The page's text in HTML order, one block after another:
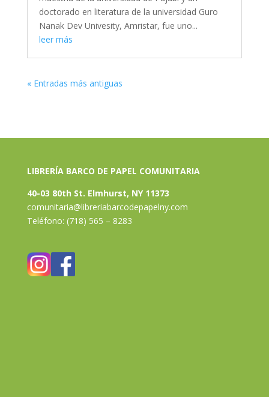
doctorado en literatura de la universidad Guro
Nanak Dev Univesity, Amristar, fue uno...
leer más
« Entradas más antiguas
LIBRERÍA BARCO DE PAPEL COMUNITARIA
40-03 80th St. Elmhurst, NY 11373
comunitaria@libreriabarcodepapelny.com
Teléfono: (718) 565 – 8283